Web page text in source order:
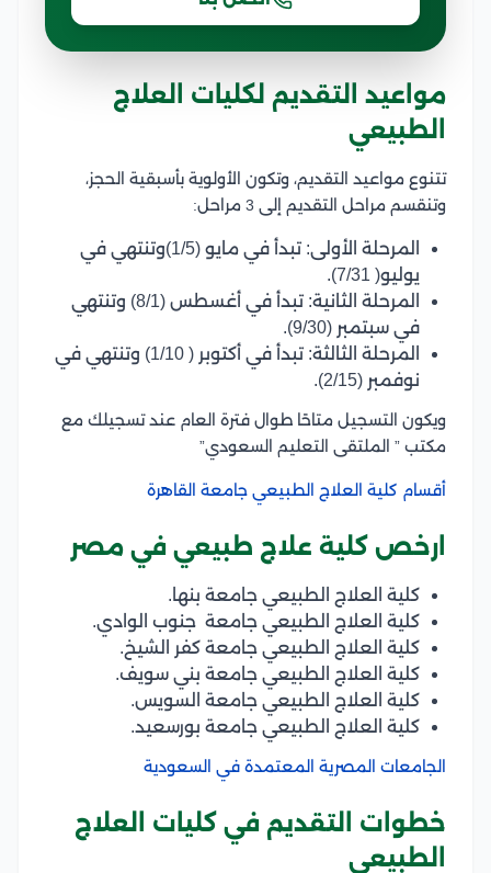
مواعيد التقديم لكليات العلاج
الطبيعي
تتنوع مواعيد التقديم، وتكون الأولوية بأسبقية الحجز،
وتنقسم مراحل التقديم إلى 3 مراحل:
المرحلة الأولى: تبدأ في مايو (1/5)وتنتهي في
يوليو( 7/31).
المرحلة الثانية: تبدأ في أغسطس (8/1) وتنتهي
في سبتمبر (9/30).
المرحلة الثالثة: تبدأ في أكتوبر ( 1/10) وتنتهي في
نوفمبر (2/15).
ويكون التسجيل متاحًا طوال فترة العام عند تسجيلك مع
مكتب ” الملتقى التعليم السعودي”
أقسام كلية العلاج الطبيعي جامعة القاهرة
ارخص كلية علاج طبيعي في مصر
كلية العلاج الطبيعي جامعة بنها.
كلية العلاج الطبيعي جامعة جنوب الوادي.
كلية العلاج الطبيعي جامعة كفر الشيخ.
كلية العلاج الطبيعي جامعة بني سويف.
كلية العلاج الطبيعي جامعة السويس.
كلية العلاج الطبيعي جامعة بورسعيد.
الجامعات المصرية المعتمدة في السعودية
خطوات التقديم في كليات العلاج
الطبيعي